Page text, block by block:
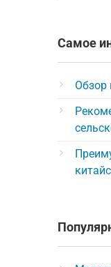
Самое
Обзор